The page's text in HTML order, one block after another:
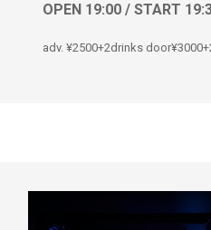
OPEN 19:00 / START
adv. ¥2500+2drinks